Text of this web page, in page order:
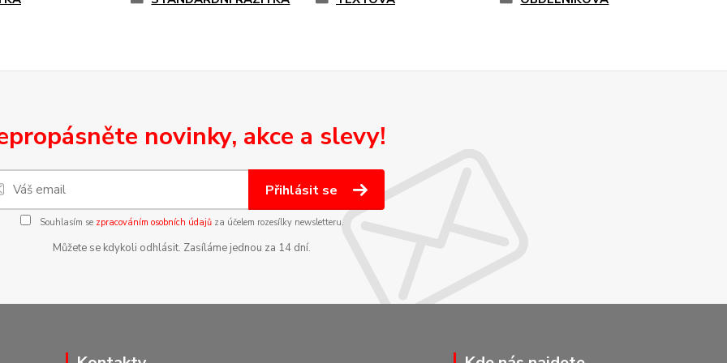
novinky, akce a slevy!
Přihlásit se
Souhlasím se zpracováním osobních údajůza účelem rozesílky newsletteru.
Můžete se kdykoli odhlásit. Zasíláme jednou za 14 dní.